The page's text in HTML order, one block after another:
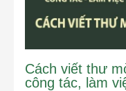
Cách viết thư
công tác, làm